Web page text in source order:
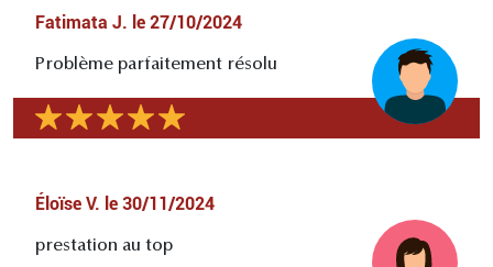
Fatimata J. le 27/10/2024
Problème parfaitement résolu
Éloïse V. le 30/11/2024
prestation au top